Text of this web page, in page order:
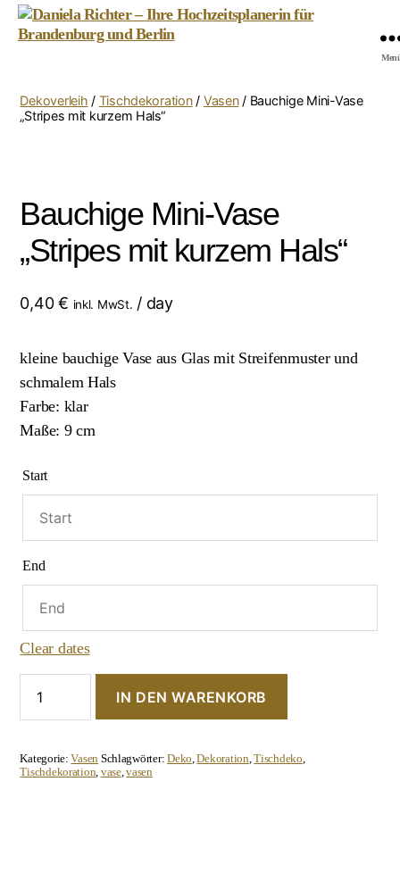
-
Ihre
Berlin
Dekoverleih / Tischdekoration/ Vasen/ Bauchige Mini-Vase
„Stripes mit kurzem Hals“
Bauchige Mini-Vase
„Stripes mit kurzem Hals“
0,40€ inkl. MwSt. / day
kleine bauchige Vase aus Glas mit Streifenmuster und
schmalem Hals
Farbe: klar
Maße: 9 cm
Start
End
Clear dates
Mini-
kurzem
Hals"
IN DEN WARENKORB
Kategorie:Vasen Schlagwörter:Deko ,Dekoration ,Tischdeko
Tischdekoration vase,vasen